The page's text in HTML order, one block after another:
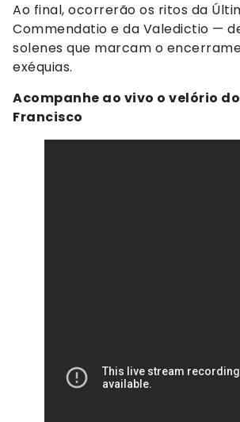
Ao final, ocorrerão os ritos da
Commendatio e da Valedictio —
solenes que marcam o
exéquias.
Acompanhe ao vivo o velório
Francisco